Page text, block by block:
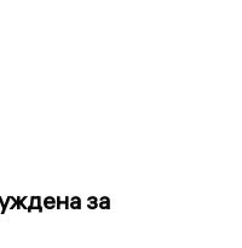
за